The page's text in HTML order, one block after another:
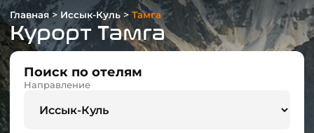
Главная > Иссык-Куль > Тамга
Курорт Тамга
Поиск по отелям
Направление